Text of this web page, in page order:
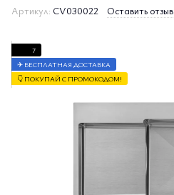
Артикул: CV030022 Оставить отзыв
7
✈ БЕСПЛАТНАЯ ДОСТАВКА
👇 ПОКУПАЙ С ПРОМОКОДОМ!